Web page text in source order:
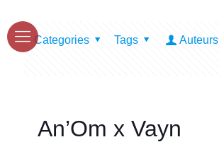
Categories Tags
Auteurs
An’Om x Vayn